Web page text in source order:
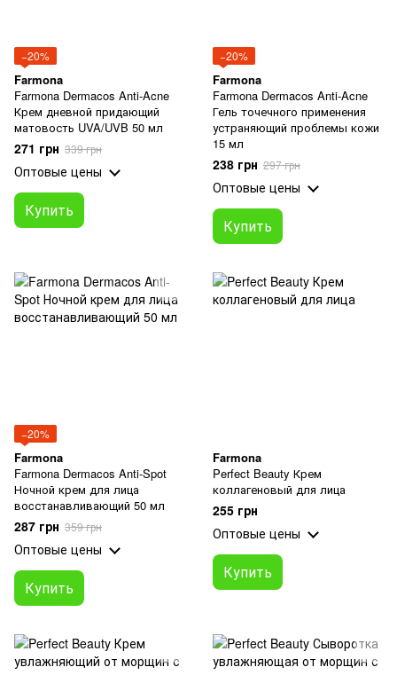
−20%
Farmona
Farmona Dermacos Anti-Acne
Крем дневной придающий
матовость UVA/UVB 50 мл
271 грн 339 грн
Оптовые цены
Купить
−20%
Farmona
Farmona Dermacos Anti-Acne
Гель точечного применения
устраняющий проблемы кожи
15 мл
238 грн 297 грн
Оптовые цены
Купить
−20%
Farmona
Farmona Dermacos Anti-Spot
Ночной крем для лица
воcстанавливающий 50 мл
287 грн 359 грн
Оптовые цены
Купить
Farmona
Perfect Beauty Крем
коллагеновый для лица
255 грн
Оптовые цены
Купить